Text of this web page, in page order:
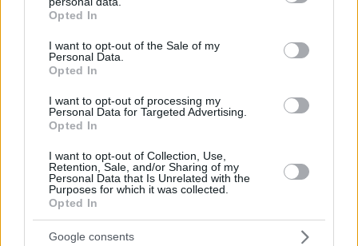
grant or deny consent to Google and its third-party tags to
use your data for below specified purposes in below Google
consent section.
Opted In
I want to opt-out of the Sale of my
Personal Data.
Opted In
I want to opt-out of processing my
Personal Data for Targeted Advertising.
Opted In
I want to opt-out of Collection, Use,
Retention, Sale, and/or Sharing of my
Personal Data that Is Unrelated with the
Purposes for which it was collected.
Opted In
Google consents
11.11.2024, 17:26
Άσε ρε μυθική ανατροπή! Το απόλυτο καραστημένο!!
Κάποιοι κονόμησαν τρελά!
ΑΠΑΝΤΗΣΗ
pikou45
11.11.2024, 20:33
@Paul Μωρέ στημένο του κερατά... Αλλά για τι
στήσιμο μιλάμε; Για αυτά τα ωραία τα στησίματα τα
δουλεμένα τα Ευρωπαϊκά των νόμιμων μέσω